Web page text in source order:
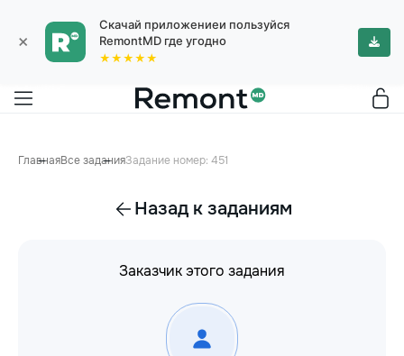
×
Скачай приложениеи пользуйся
RemontMD где угодно
★★★★★
ГлавнаяВсе заданияЗадание номер: 451
Назад к заданиям
Заказчик этого задания